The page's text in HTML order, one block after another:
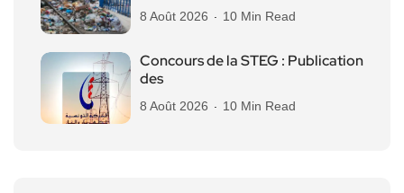
8 Août 2026 10 Min Read
Concours de la STEG : Publication
des
8 Août 2026 10 Min Read